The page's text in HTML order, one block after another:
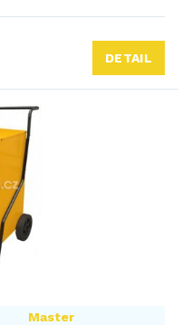
DETAIL
Master